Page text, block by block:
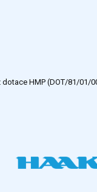
HMP (DOT/81/01/